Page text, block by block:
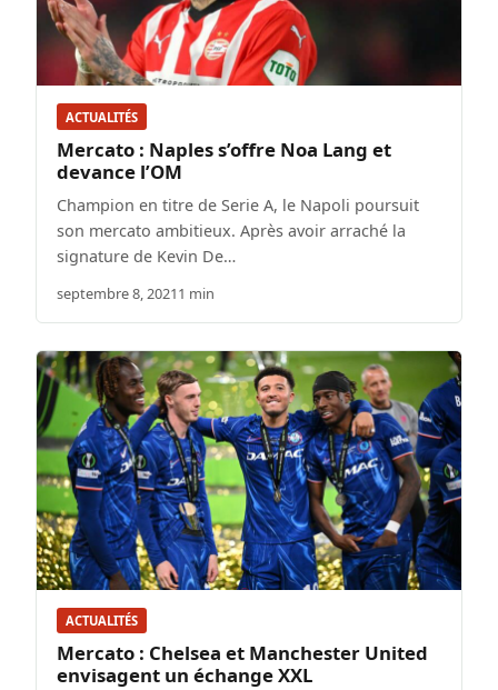
ACTUALITÉS
Mercato : Naples s’offre Noa Lang et
devance l’OM
Champion en titre de Serie A, le Napoli poursuit
son mercato ambitieux. Après avoir arraché la
signature de Kevin De…
septembre 8, 20211 min
ACTUALITÉS
Mercato : Chelsea et Manchester United
envisagent un échange XXL